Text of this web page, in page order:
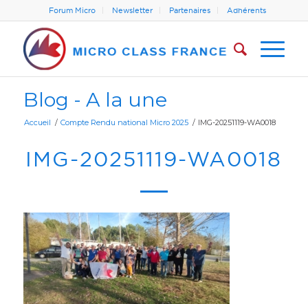
Forum Micro Newsletter Partenaires Adhérents
Blog - A la une
Accueil / Compte Rendu national Micro 2025 / IMG-20251119-WA0018
IMG-20251119-WA0018